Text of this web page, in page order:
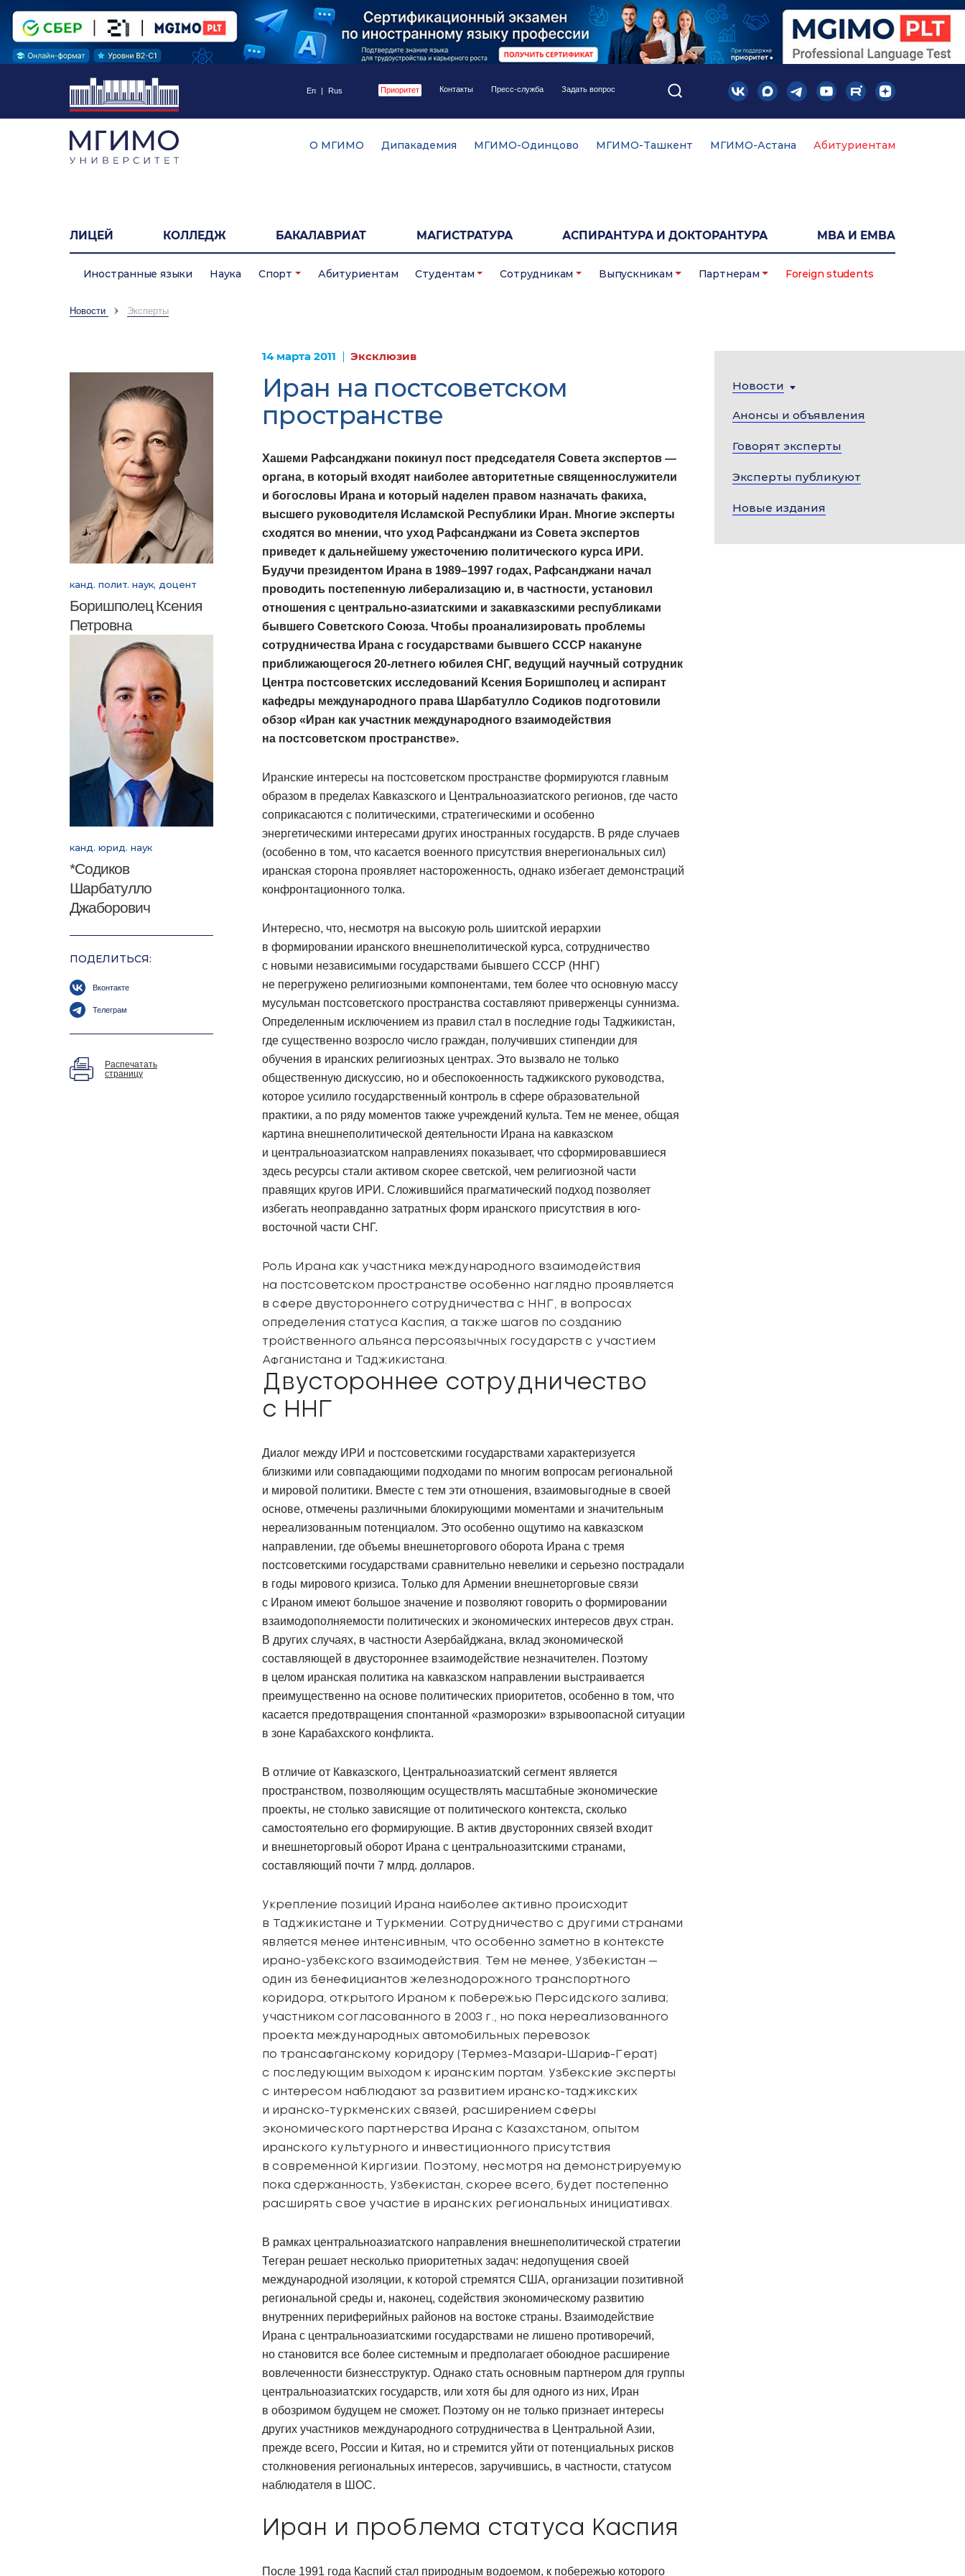
En Rus Приоритет Контакты Пресс-служба Задать вопрос
О МГИМО Дипакадемия МГИМО-Одинцово МГИМО-Ташкент МГИМО-Астана Абитуриентам
ЛИЦЕЙ КОЛЛЕДЖ БАКАЛАВРИАТ МАГИСТРАТУРА АСПИРАНТУРА И ДОКТОРАНТУРА MBA И EMBA
Иностранные языки Наука Спорт Абитуриентам Студентам Сотрудникам Выпускникам Партнерам Foreign students
Новости Эксперты
канд. полит. наук, доцент
Боришполец Ксения
Петровна
канд. юрид. наук
*Содиков
Шарбатулло
Джаборович
ПОДЕЛИТЬСЯ:
Вконтакте
Телеграм
Распечатать
страницу
14 марта 2011 Эксклюзив
Иран на постсоветском
пространстве
Хашеми Рафсанджани покинул пост председателя Совета экспертов —
органа, в который входят наиболее авторитетные священнослужители
и богословы Ирана и который наделен правом назначать факиха,
высшего руководителя Исламской Республики Иран. Многие эксперты
сходятся во мнении, что уход Рафсанджани из Совета экспертов
приведет к дальнейшему ужесточению политического курса ИРИ.
Будучи президентом Ирана в 1989–1997 годах, Рафсанджани начал
проводить постепенную либерализацию и, в частности, установил
отношения с центрально-азиатскими и закавказскими республиками
бывшего Советского Союза. Чтобы проанализировать проблемы
сотрудничества Ирана с государствами бывшего СССР накануне
приближающегося 20-летнего юбилея СНГ, ведущий научный сотрудник
Центра постсоветских исследований Ксения Боришполец и аспирант
кафедры международного права Шарбатулло Содиков подготовили
обзор «Иран как участник международного взаимодействия
на постсоветском пространстве».
Иранские интересы на постсоветском пространстве формируются главным
образом в пределах Кавказского и Центральноазиатского регионов, где часто
соприкасаются с политическими, стратегическими и особенно
энергетическими интересами других иностранных государств. В ряде случаев
(особенно в том, что касается военного присутствия внерегиональных сил)
иранская сторона проявляет настороженность, однако избегает демонстраций
конфронтационного толка.
Интересно, что, несмотря на высокую роль шиитской иерархии
в формировании иранского внешнеполитической курса, сотрудничество
с новыми независимыми государствами бывшего СССР (ННГ)
не перегружено религиозными компонентами, тем более что основную массу
мусульман постсоветского пространства составляют приверженцы суннизма.
Определенным исключением из правил стал в последние годы Таджикистан,
где существенно возросло число граждан, получивших стипендии для
обучения в иранских религиозных центрах. Это вызвало не только
общественную дискуссию, но и обеспокоенность таджикского руководства,
которое усилило государственный контроль в сфере образовательной
практики, а по ряду моментов также учреждений культа. Тем не менее, общая
картина внешнеполитической деятельности Ирана на кавказском
и центральноазиатском направлениях показывает, что сформировавшиеся
здесь ресурсы стали активом скорее светской, чем религиозной части
правящих кругов ИРИ. Сложившийся прагматический подход позволяет
избегать неоправданно затратных форм иранского присутствия в юго-
восточной части СНГ.
Роль Ирана как участника международного взаимодействия
на постсоветском пространстве особенно наглядно проявляется
в сфере двустороннего сотрудничества с ННГ, в вопросах
определения статуса Каспия, а также шагов по созданию
тройственного альянса персоязычных государств с участием
Афганистана и Таджикистана.
Двустороннее сотрудничество
с ННГ
Диалог между ИРИ и постсоветскими государствами характеризуется
близкими или совпадающими подходами по многим вопросам региональной
и мировой политики. Вместе с тем эти отношения, взаимовыгодные в своей
основе, отмечены различными блокирующими моментами и значительным
нереализованным потенциалом. Это особенно ощутимо на кавказском
направлении, где объемы внешнеторгового оборота Ирана с тремя
постсоветскими государствами сравнительно невелики и серьезно пострадали
в годы мирового кризиса. Только для Армении внешнеторговые связи
с Ираном имеют большое значение и позволяют говорить о формировании
взаимодополняемости политических и экономических интересов двух стран.
В других случаях, в частности Азербайджана, вклад экономической
составляющей в двустороннее взаимодействие незначителен. Поэтому
в целом иранская политика на кавказском направлении выстраивается
преимущественно на основе политических приоритетов, особенно в том, что
касается предотвращения спонтанной «разморозки» взрывоопасной ситуации
в зоне Карабахского конфликта.
В отличие от Кавказского, Центральноазиатский сегмент является
пространством, позволяющим осуществлять масштабные экономические
проекты, не столько зависящие от политического контекста, сколько
самостоятельно его формирующие. В актив двусторонних связей входит
и внешнеторговый оборот Ирана с центральноазитскими странами,
составляющий почти 7 млрд. долларов.
Укрепление позиций Ирана наиболее активно происходит
в Таджикистане и Туркмении. Сотрудничество с другими странами
является менее интенсивным, что особенно заметно в контексте
ирано-узбекского взаимодействия. Тем не менее, Узбекистан —
один из бенефициантов железнодорожного транспортного
коридора, открытого Ираном к побережью Персидского залива;
участником согласованного в 2003 г., но пока нереализованного
проекта международных автомобильных перевозок
по трансафганскому коридору (Термез-Мазари-Шариф-Герат)
с последующим выходом к иранским портам. Узбекские эксперты
с интересом наблюдают за развитием иранско-таджикских
и иранско-туркменских связей, расширением сферы
экономического партнерства Ирана с Казахстаном, опытом
иранского культурного и инвестиционного присутствия
в современной Киргизии. Поэтому, несмотря на демонстрируемую
пока сдержанность, Узбекистан, скорее всего, будет постепенно
расширять свое участие в иранских региональных инициативах.
В рамках центральноазиатского направления внешнеполитической стратегии
Тегеран решает несколько приоритетных задач: недопущения своей
международной изоляции, к которой стремятся США, организации позитивной
региональной среды и, наконец, содействия экономическому развитию
внутренних периферийных районов на востоке страны. Взаимодействие
Ирана с центральноазиатскими государствами не лишено противоречий,
но становится все более системным и предполагает обоюдное расширение
вовлеченности бизнесструктур. Однако стать основным партнером для группы
центральноазиатских государств, или хотя бы для одного из них, Иран
в обозримом будущем не сможет. Поэтому он не только признает интересы
других участников международного сотрудничества в Центральной Азии,
прежде всего, России и Китая, но и стремится уйти от потенциальных рисков
столкновения региональных интересов, заручившись, в частности, статусом
наблюдателя в ШОС.
Иран и проблема статуса Каспия
После 1991 года Каспий стал природным водоемом, к побережью которого
Новости
Анонсы и объявления
Говорят эксперты
Эксперты публикуют
Новые издания